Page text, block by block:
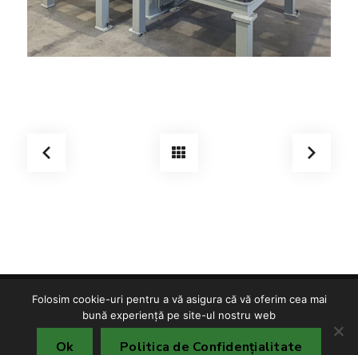
Copyright © TMF S.R.L. 2025
Politica de confidențialitate
Politica cookies
Folosim cookie-uri pentru a vă asigura că vă oferim cea mai
bună experiență pe site-ul nostru web
Ok Politica de Confidențialitate